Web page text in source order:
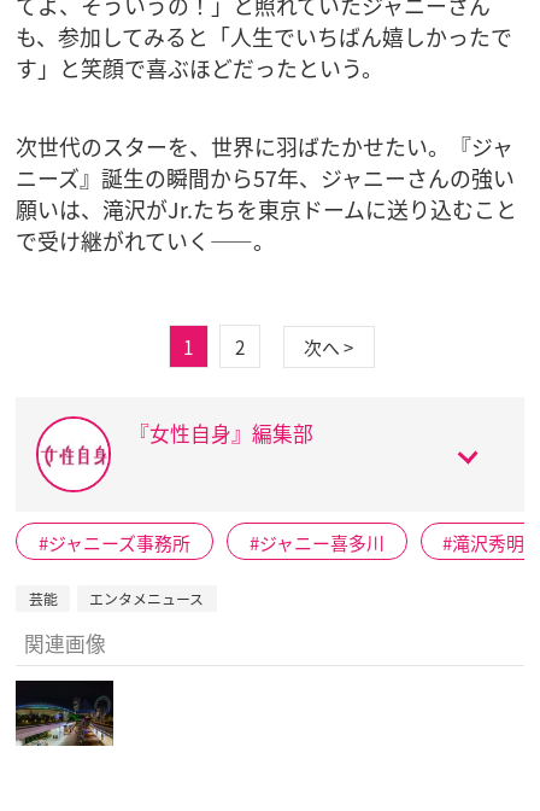
も、参加してみると「人生でいちばん嬉しかったで
す」と笑顔で喜ぶほどだったという。
次世代のスターを、世界に羽ばたかせたい。『ジャ
ニーズ』誕生の瞬間から57年、ジャニーさんの強い
願いは、滝沢がJr.たちを東京ドームに送り込むこと
で受け継がれていく――。
1 2 次へ >
『女性自身』編集部
ジャニーズ事務所 ジャニー喜多川 滝沢秀明
芸能 エンタメニュース
関連画像